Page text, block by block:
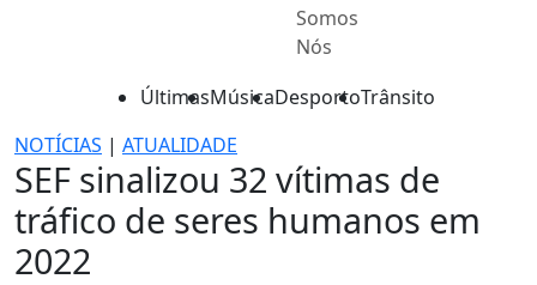
Somos
Nós
ÚltimasMúsicaDesportoTrânsito
NOTÍCIAS | ATUALIDADE
SEF sinalizou 32 vítimas de
tráfico de seres humanos em
2022